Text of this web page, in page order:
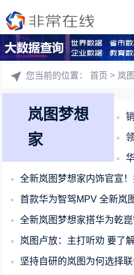
您当前的位置：首页 > 岚
岚图梦想
家
销量
领先
华
全新岚图梦想家内饰官宣！搭载华为
首款华为智驾MPV 全新岚图梦想家亮相
全新岚图梦想家搭华为乾崑智驾ADS
岚图卢放：主打听劝 要了
坚持自研的岚图为何选择联合华为造车